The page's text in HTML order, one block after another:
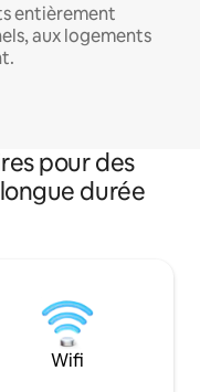
entièrement
aux logements
pour des
durée
Wifi